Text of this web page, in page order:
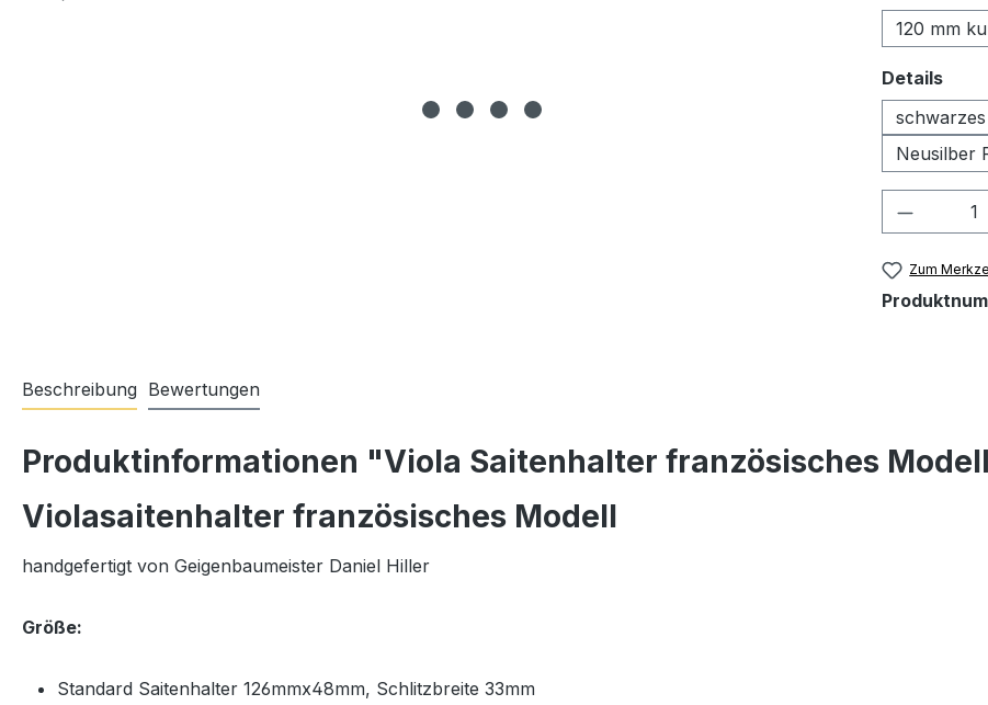
120 mm
Details
Neusilber
Zum
Beschreibung Bewertungen
Produktinformationen "Viola Saitenhalter französisches
Violasaitenhalter französisches Modell
handgefertigt von Geigenbaumeister Daniel Hiller
Größe:
Standard Saitenhalter 126mmx48mm, Schlitzbreite 33mm